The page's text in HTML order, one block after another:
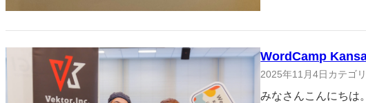
WordCamp
2025年11月4日 カテゴ
みなさんこんにちは